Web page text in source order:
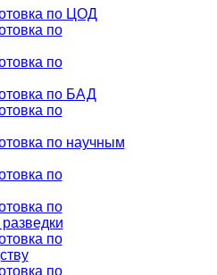
по ЦОД
по
по
по БАД
по
по научным
по
по
по
по